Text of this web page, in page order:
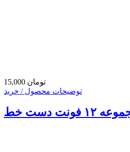
15,000 تومان
توضیحات محصول / خرید